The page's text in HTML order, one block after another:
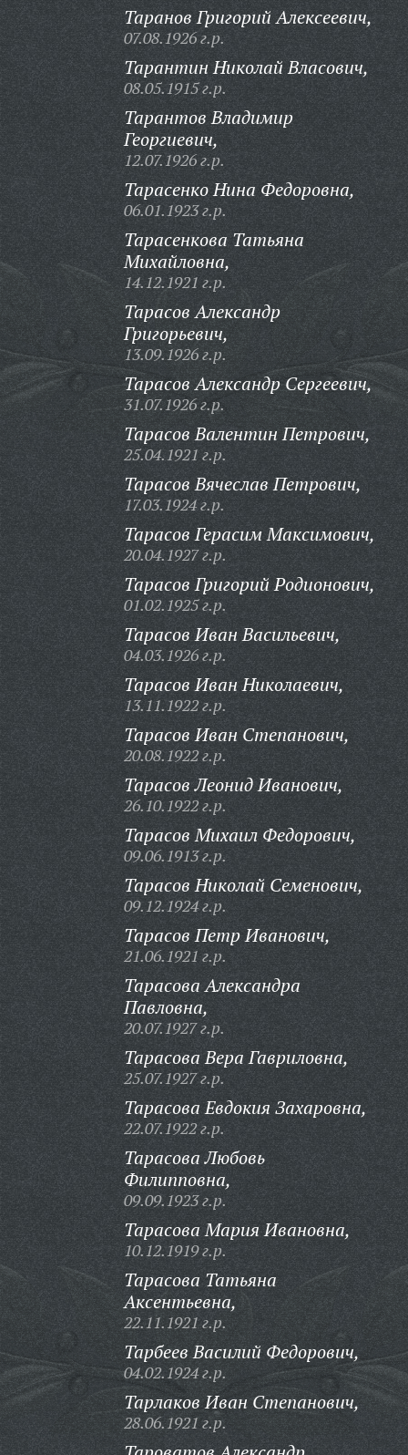
Таранов Григорий Алексеевич,
07.08.1926 г.р.
Тарантин Николай Власович,
08.05.1915 г.р.
Тарантов Владимир
Георгиевич,
12.07.1926 г.р.
Тарасенко Нина Федоровна,
06.01.1923 г.р.
Тарасенкова Татьяна
Михайловна,
14.12.1921 г.р.
Тарасов Александр
Григорьевич,
13.09.1926 г.р.
Тарасов Александр Сергеевич,
31.07.1926 г.р.
Тарасов Валентин Петрович,
25.04.1921 г.р.
Тарасов Вячеслав Петрович,
17.03.1924 г.р.
Тарасов Герасим Максимович,
20.04.1927 г.р.
Тарасов Григорий Родионович,
01.02.1925 г.р.
Тарасов Иван Васильевич,
04.03.1926 г.р.
Тарасов Иван Николаевич,
13.11.1922 г.р.
Тарасов Иван Степанович,
20.08.1922 г.р.
Тарасов Леонид Иванович,
26.10.1922 г.р.
Тарасов Михаил Федорович,
09.06.1913 г.р.
Тарасов Николай Семенович,
09.12.1924 г.р.
Тарасов Петр Иванович,
21.06.1921 г.р.
Тарасова Александра
Павловна,
20.07.1927 г.р.
Тарасова Вера Гавриловна,
25.07.1927 г.р.
Тарасова Евдокия Захаровна,
22.07.1922 г.р.
Тарасова Любовь
Филипповна,
09.09.1923 г.р.
Тарасова Мария Ивановна,
10.12.1919 г.р.
Тарасова Татьяна
Аксентьевна,
22.11.1921 г.р.
Тарбеев Василий Федорович,
04.02.1924 г.р.
Тарлаков Иван Степанович,
28.06.1921 г.р.